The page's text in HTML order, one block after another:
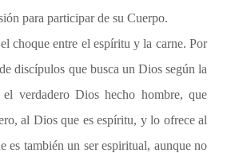
para participar de su Cuerpo.
choque entre el espíritu y la carne. Por
discípulos que busca un Dios según la
verdadero Dios hecho hombre, que
al Dios que es espíritu, y lo ofrece al
es también un ser espiritual, aunque no